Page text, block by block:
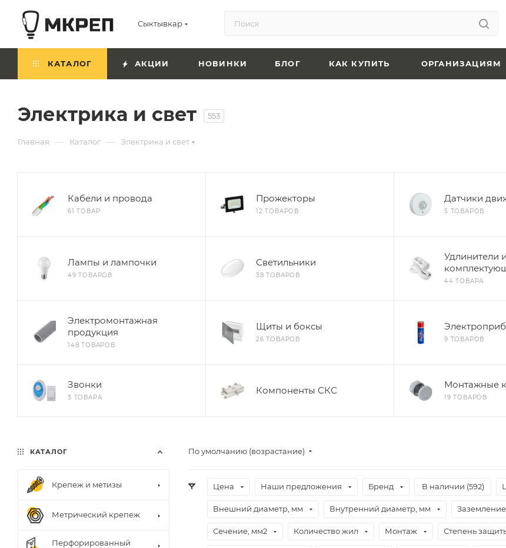
Сыктывкар
КАТАЛОГ АКЦИИ НОВИНКИ БЛОГ КАК КУПИТЬ ОРГАНИЗАЦИЯМ
Электрика и свет 553
Главная — Каталог — Электрика и свет
Кабели и провода
61 ТОВАР
Прожекторы
12 ТОВАРОВ
Датчики
5 ТОВАРОВ
Лампы и лампочки
49 ТОВАРОВ
Светильники
38 ТОВАРОВ
Удлинители и
44 ТОВАРА
Электромонтажная
продукция
148 ТОВАРОВ
Щиты и боксы
26 ТОВАРОВ 9 ТОВАРОВ
Звонки
3 ТОВАРА
Компоненты СКС
Монтажные
19 ТОВАРОВ
По умолчанию (возрастание)
Цена Наши предложения Бренд В наличии (592)
Внешний диаметр, мм Внутренний диаметр, мм Заземление
Сечение, мм2 Количество жил Монтаж Степень
КАТАЛОГ
Крепеж и метизы
Метрический крепеж
Перфорированный